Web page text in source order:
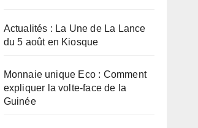
Actualités : La Une de La Lance
du 5 août en Kiosque
Monnaie unique Eco : Comment
expliquer la volte-face de la
Guinée